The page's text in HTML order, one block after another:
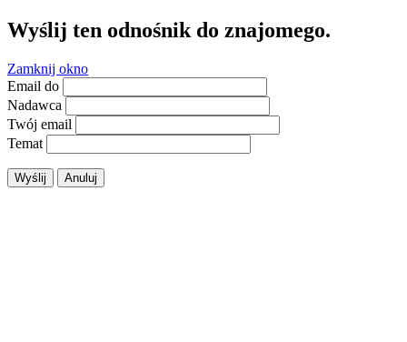
Wyślij ten odnośnik do znajomego.
Zamknij okno
Email do
Nadawca
Twój email
Temat
Wyślij Anuluj